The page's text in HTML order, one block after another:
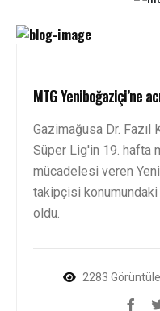
MTG Yeniboğaziçi’ne
Gazimağusa Dr. Fazıl
Süper Lig'in 19. hafta
mücadelesi veren
takipçisi konumundaki
oldu.
2283